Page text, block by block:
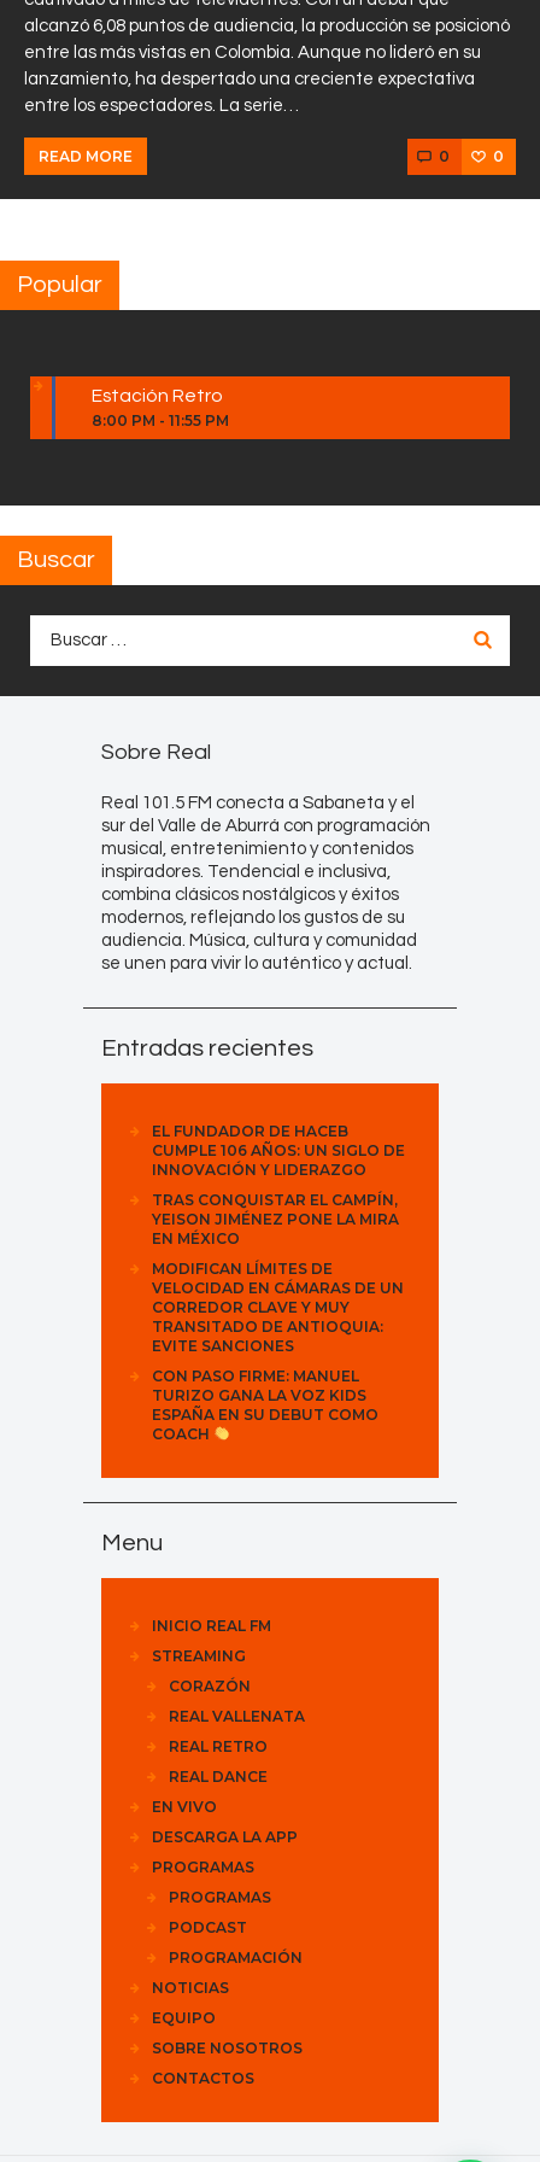
alcanzó 6,08 puntos de audiencia, la producción se posicionó
entre las más vistas en Colombia. Aunque no lideró en su
lanzamiento, ha despertado una creciente expectativa
entre los espectadores. La serie…
READ MORE 0 0
Popular
Estación Retro
8:00 PM - 11:55 PM
Buscar
Sobre Real
Real 101.5 FM conecta a Sabaneta y el
sur del Valle de Aburrá con programación
musical, entretenimiento y contenidos
inspiradores. Tendencial e inclusiva,
combina clásicos nostálgicos y éxitos
modernos, reflejando los gustos de su
audiencia. Música, cultura y comunidad
se unen para vivir lo auténtico y actual.
Entradas recientes
EL FUNDADOR DE HACEB
CUMPLE 106 AÑOS: UN SIGLO DE
INNOVACIÓN Y LIDERAZGO
TRAS CONQUISTAR EL CAMPÍN,
YEISON JIMÉNEZ PONE LA MIRA
EN MÉXICO
MODIFICAN LÍMITES DE
VELOCIDAD EN CÁMARAS DE UN
CORREDOR CLAVE Y MUY
TRANSITADO DE ANTIOQUIA:
EVITE SANCIONES
CON PASO FIRME: MANUEL
TURIZO GANA LA VOZ KIDS
ESPAÑA EN SU DEBUT COMO
COACH
Menu
INICIO REAL FM
STREAMING
CORAZÓN
REAL VALLENATA
REAL RETRO
REAL DANCE
EN VIVO
DESCARGA LA APP
PROGRAMAS
PROGRAMAS
PODCAST
PROGRAMACIÓN
NOTICIAS
EQUIPO
SOBRE NOSOTROS
CONTACTOS